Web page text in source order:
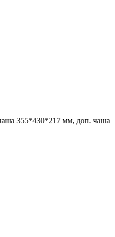
355*430*217 мм, доп. чаша